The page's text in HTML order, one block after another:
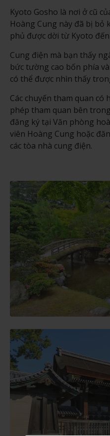
Kyoto Gosho là nơi ở cũ
Hoàng Cung này đã bị bỏ
phủ được dời từ Kyoto
Cung điện mà bạn thấy
bức tường cao bốn phía
có thể được nhìn thấy
Các chuyến tham quan có
phép tham quan bên
đăng ký tại Văn phòng
viên Hoàng Cung hoặc
các tòa nhà cung điện.